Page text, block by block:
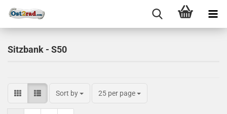
Sitzbank - S50
Sort by 25 per page